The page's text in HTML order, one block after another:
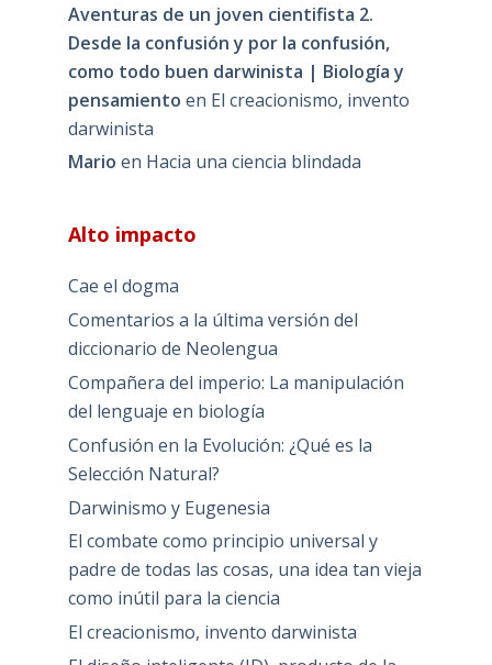
Aventuras de un joven cientifista 2.
Desde la confusión y por la confusión,
como todo buen darwinista | Biología y
pensamiento en El creacionismo, invento
darwinista
Mario en Hacia una ciencia blindada
Alto impacto
Cae el dogma
Comentarios a la última versión del
diccionario de Neolengua
Compañera del imperio: La manipulación
del lenguaje en biología
Confusión en la Evolución: ¿Qué es la
Selección Natural?
Darwinismo y Eugenesia
El combate como principio universal y
padre de todas las cosas, una idea tan vieja
como inútil para la ciencia
El creacionismo, invento darwinista